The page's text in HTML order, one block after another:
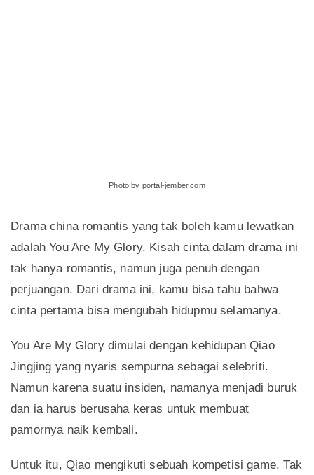
Photo by portal-jember.com
Drama china romantis yang tak boleh kamu lewatkan
adalah You Are My Glory. Kisah cinta dalam drama ini
tak hanya romantis, namun juga penuh dengan
perjuangan. Dari drama ini, kamu bisa tahu bahwa
cinta pertama bisa mengubah hidupmu selamanya.
You Are My Glory dimulai dengan kehidupan Qiao
Jingjing yang nyaris sempurna sebagai selebriti.
Namun karena suatu insiden, namanya menjadi buruk
dan ia harus berusaha keras untuk membuat
pamornya naik kembali.
Untuk itu, Qiao mengikuti sebuah kompetisi game. Tak